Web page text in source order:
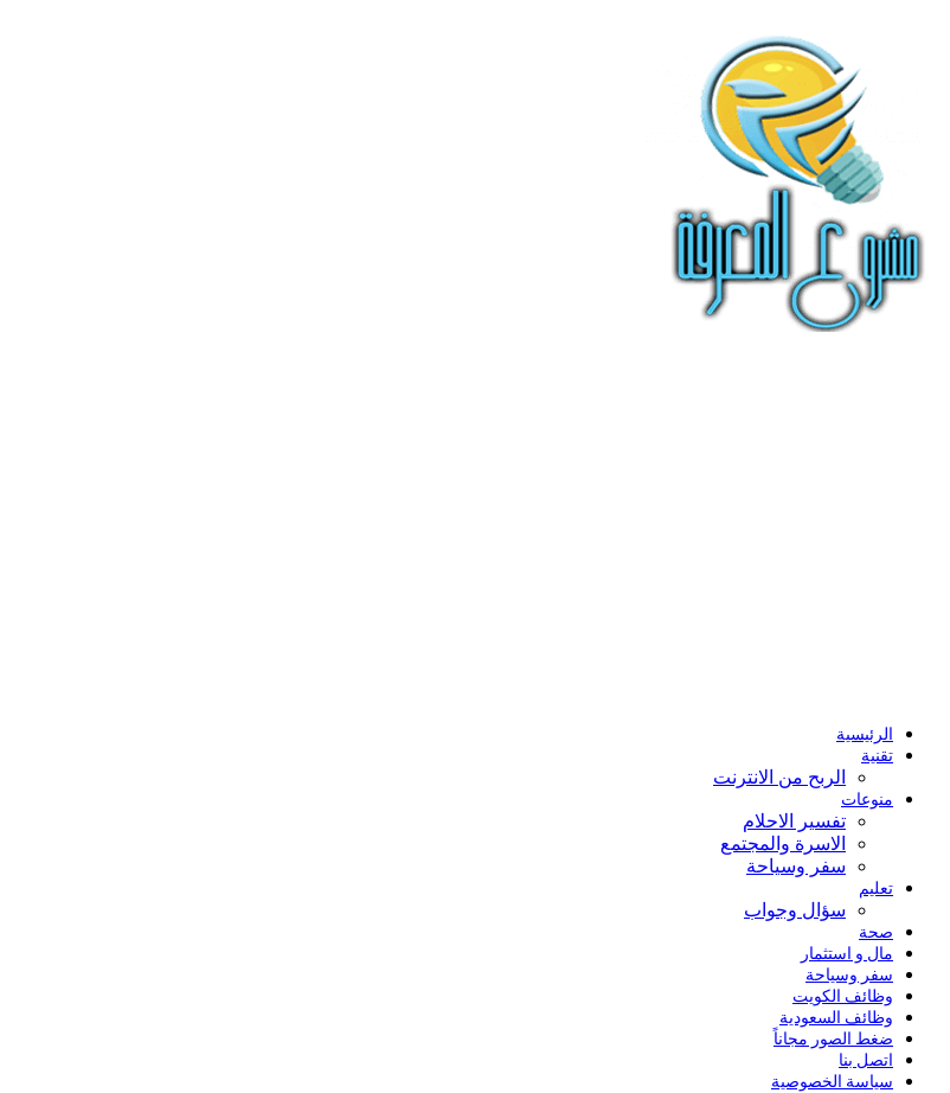
الرئيسية
تقنية
الربح من الانترنت
منوعات
تفسير الاحلام
الاسرة والمجتمع
سفر وسياحة
تعليم
سؤال وجواب
صحة
مال و استثمار
سفر وسياحة
وظائف الكويت
وظائف السعودية
ضغط الصور مجاناً
اتصل بنا
سياسة الخصوصية